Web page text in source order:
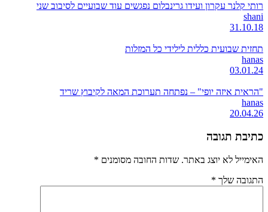
רותי קלנר עקרון ועידו גרינבלום נפגשים עוד שבועיים לסיבוב שני
shani
31.10.18
תחזית שבועית כללית לילידי כל המזלות
hanas
03.01.24
"הראית איזה יופי" – נפתחה תערוכת המאה לקיבוץ שריד
hanas
20.04.26
כתיבת תגובה
האימייל לא יוצג באתר. שדות החובה מסומנים *
התגובה שלך *